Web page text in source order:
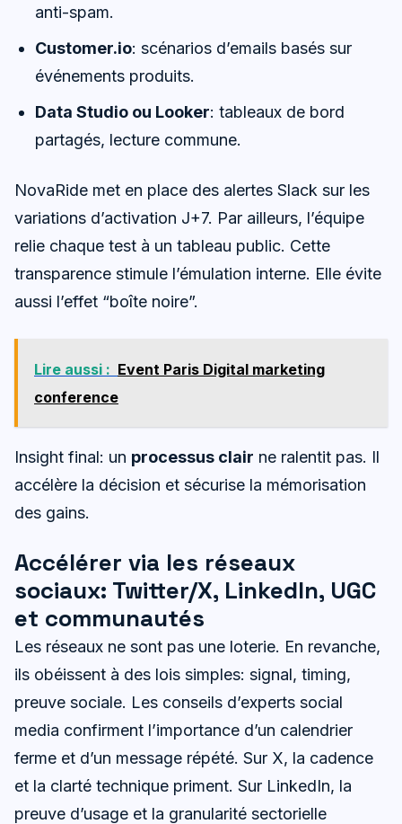
anti-spam.
Customer.io: scénarios d’emails basés sur
événements produits.
Data Studio ou Looker: tableaux de bord
partagés, lecture commune.
NovaRide met en place des alertes Slack sur les
variations d’activation J+7. Par ailleurs, l’équipe
relie chaque test à un tableau public. Cette
transparence stimule l’émulation interne. Elle évite
aussi l’effet “boîte noire”.
Lire aussi : Event Paris Digital marketing
conference
Insight final: un processus clair ne ralentit pas. Il
accélère la décision et sécurise la mémorisation
des gains.
Accélérer via les réseaux
sociaux: Twitter/X, LinkedIn, UGC
et communautés
Les réseaux ne sont pas une loterie. En revanche,
ils obéissent à des lois simples: signal, timing,
preuve sociale. Les conseils d’experts social
media confirment l’importance d’un calendrier
ferme et d’un message répété. Sur X, la cadence
et la clarté technique priment. Sur LinkedIn, la
preuve d’usage et la granularité sectorielle